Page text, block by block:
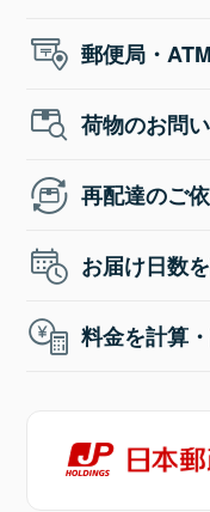
郵便局・
荷物のお問
再配達のご
お届け日数
料金を計算